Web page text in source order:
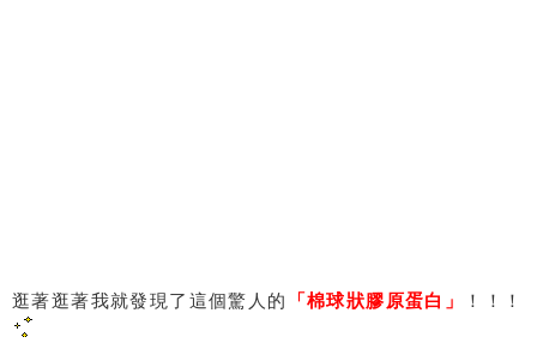
逛著逛著我就發現了這個驚人的 「棉球狀膠原蛋白」 ！！！